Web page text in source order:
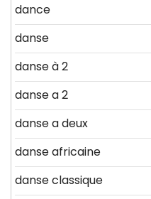
dance
danse
danse à 2
danse a 2
danse a deux
danse africaine
danse classique